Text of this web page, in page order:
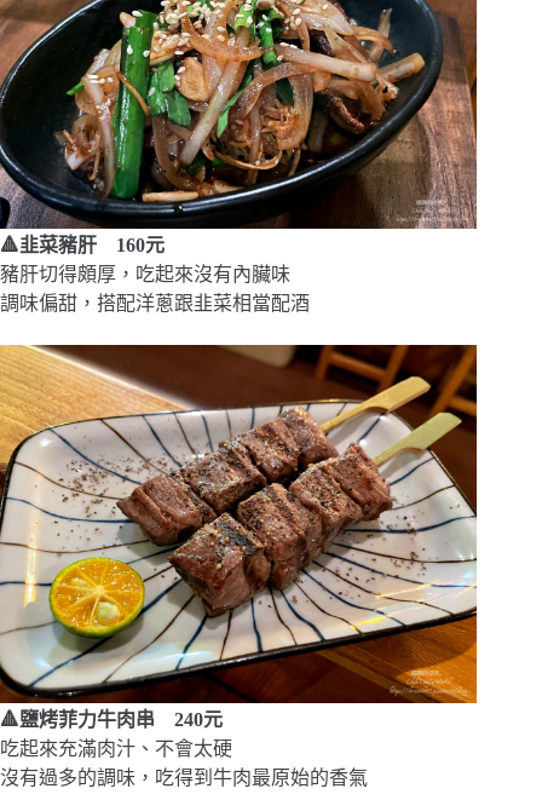
🔺韭菜豬肝 160元
豬肝切得頗厚，吃起來沒有內臟味
調味偏甜，搭配洋蔥跟韭菜相當配酒
🔺鹽烤菲力牛肉串 240元
吃起來充滿肉汁、不會太硬
沒有過多的調味，吃得到牛肉最原始的香氣